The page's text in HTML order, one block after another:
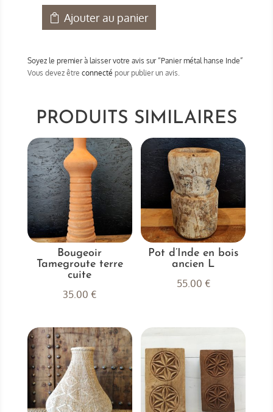
quantité
métal
hanse
Ajouter au panier
Soyez le premier à laisser votre avis sur “Panier métal hanse Inde”
Vous devez être connecté pour publier un avis.
PRODUITS SIMILAIRES
Bougeoir
Tamegroute terre
cuite
35.00 €
Pot d’Inde en bois
ancien L
55.00 €